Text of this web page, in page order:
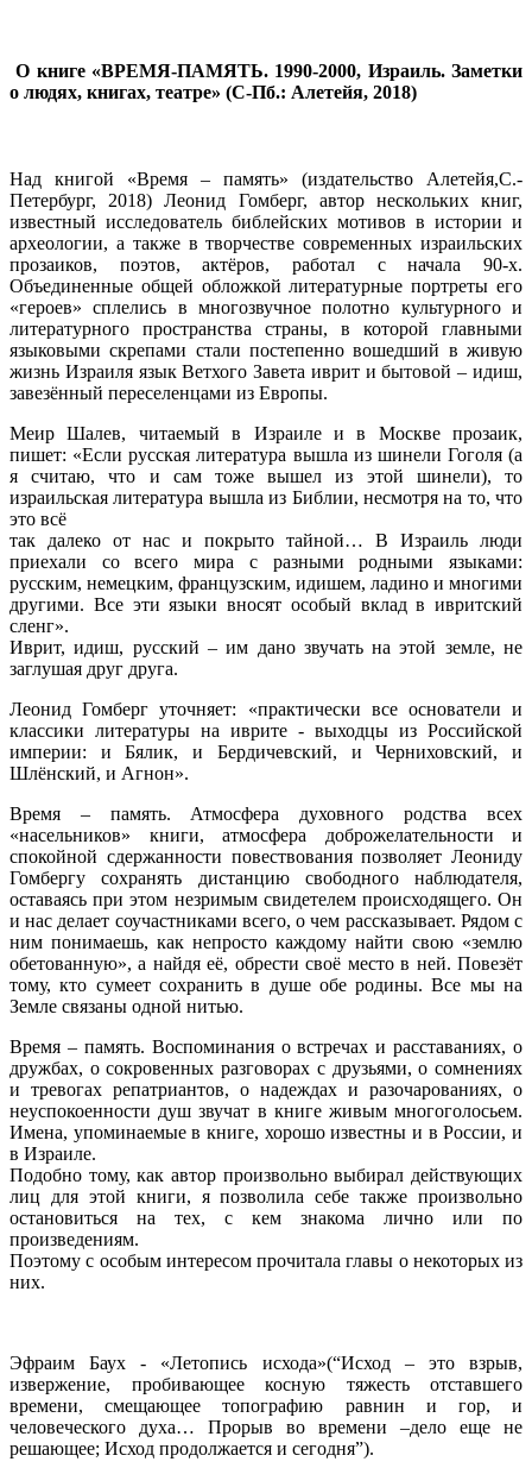
О книге «ВРЕМЯ-ПАМЯТЬ. 1990-2000, Израиль. Заметки
о людях, книгах, театре» (С-Пб.: Алетейя, 2018)
Над книгой «Время – память» (издательство Алетейя,С.-
Петербург, 2018) Леонид Гомберг, автор нескольких книг,
известный исследователь библейских мотивов в истории и
археологии, а также в творчестве современных израильских
прозаиков, поэтов, актёров, работал с начала 90-х.
Объединенные общей обложкой литературные портреты его
«героев» сплелись в многозвучное полотно культурного и
литературного пространства страны, в которой главными
языковыми скрепами стали постепенно вошедший в живую
жизнь Израиля язык Ветхого Завета иврит и бытовой – идиш,
завезённый переселенцами из Европы.
Меир Шалев, читаемый в Израиле и в Москве прозаик,
пишет: «Если русская литература вышла из шинели Гоголя (а
я считаю, что и сам тоже вышел из этой шинели), то
израильская литература вышла из Библии, несмотря на то, что
это всё
так далеко от нас и покрыто тайной… В Израиль люди
приехали со всего мира с разными родными языками:
русским, немецким, французским, идишем, ладино и многими
другими. Все эти языки вносят особый вклад в ивритский
сленг».
Иврит, идиш, русский – им дано звучать на этой земле, не
заглушая друг друга.
Леонид Гомберг уточняет: «практически все основатели и
классики литературы на иврите - выходцы из Российской
империи: и Бялик, и Бердичевский, и Черниховский, и
Шлёнский, и Агнон».
Время – память. Атмосфера духовного родства всех
«насельников» книги, атмосфера доброжелательности и
спокойной сдержанности повествования позволяет Леониду
Гомбергу сохранять дистанцию свободного наблюдателя,
оставаясь при этом незримым свидетелем происходящего. Он
и нас делает соучастниками всего, о чем рассказывает. Рядом с
ним понимаешь, как непросто каждому найти свою «землю
обетованную», а найдя её, обрести своё место в ней. Повезёт
тому, кто сумеет сохранить в душе обе родины. Все мы на
Земле связаны одной нитью.
Время – память. Воспоминания о встречах и расставаниях, о
дружбах, о сокровенных разговорах с друзьями, о сомнениях
и тревогах репатриантов, о надеждах и разочарованиях, о
неуспокоенности душ звучат в книге живым многоголосьем.
Имена, упоминаемые в книге, хорошо известны и в России, и
в Израиле.
Подобно тому, как автор произвольно выбирал действующих
лиц для этой книги, я позволила себе также произвольно
остановиться на тех, с кем знакома лично или по
произведениям.
Поэтому с особым интересом прочитала главы о некоторых из
них.
Эфраим Баух - «Летопись исхода»(“Исход – это взрыв,
извержение, пробивающее косную тяжесть отставшего
времени, смещающее топографию равнин и гор, и
человеческого духа… Прорыв во времени –дело еще не
решающее; Исход продолжается и сегодня”).